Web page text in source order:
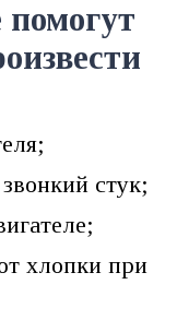
стук;
хлопки при